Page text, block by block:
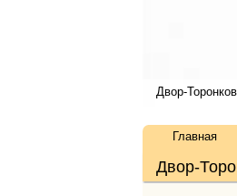
Двор-
Двор-
Главная